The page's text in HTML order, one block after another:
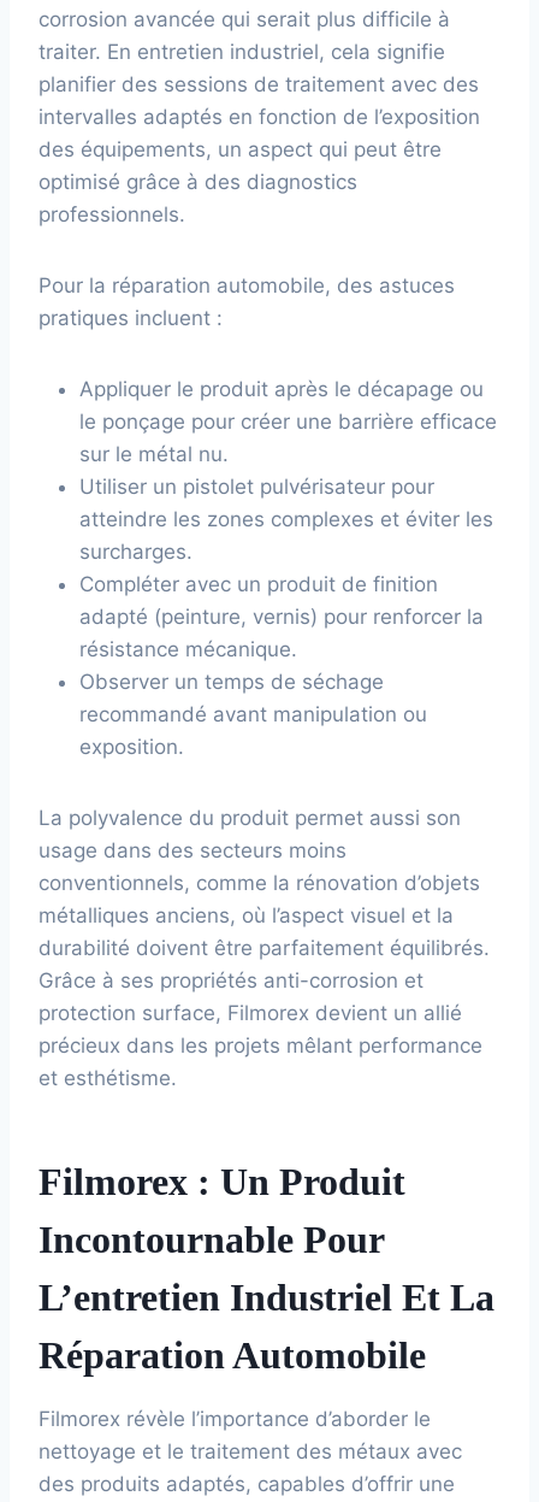
corrosion avancée qui serait plus difficile à
traiter. En entretien industriel, cela signifie
planifier des sessions de traitement avec des
intervalles adaptés en fonction de l’exposition
des équipements, un aspect qui peut être
optimisé grâce à des diagnostics
professionnels.
Pour la réparation automobile, des astuces
pratiques incluent :
Appliquer le produit après le décapage ou
le ponçage pour créer une barrière efficace
sur le métal nu.
Utiliser un pistolet pulvérisateur pour
atteindre les zones complexes et éviter les
surcharges.
Compléter avec un produit de finition
adapté (peinture, vernis) pour renforcer la
résistance mécanique.
Observer un temps de séchage
recommandé avant manipulation ou
exposition.
La polyvalence du produit permet aussi son
usage dans des secteurs moins
conventionnels, comme la rénovation d’objets
métalliques anciens, où l’aspect visuel et la
durabilité doivent être parfaitement équilibrés.
Grâce à ses propriétés anti-corrosion et
protection surface, Filmorex devient un allié
précieux dans les projets mêlant performance
et esthétisme.
Filmorex : Un Produit
Incontournable Pour
L’entretien Industriel Et La
Réparation Automobile
Filmorex révèle l’importance d’aborder le
nettoyage et le traitement des métaux avec
des produits adaptés, capables d’offrir une